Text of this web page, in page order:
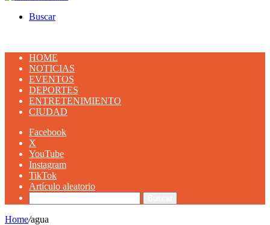
Buscar
HOME
NOTICIAS
EVENTOS
DEPORTES
ENTRETENIMIENTO
CIUDAD
Facebook
X
YouTube
Instagram
TikTok
Artículo aleatorio
Home/agua